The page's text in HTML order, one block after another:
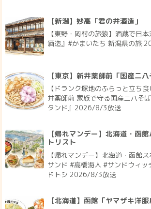
【新潟】妙高「君の井酒造」
【東野・岡村の旅猿】酒蔵で日
酒造』#かまいたち 新潟県の旅
【東京】新井薬師前「国産二八
【ドランク塚地のふらっと立ち
井薬師前 家族で守る国産二八そ
タンド』2026/8/3放送
【帰れマンデー】北海道・函
トリスト
【帰れマンデー】北海道・函館
サンド #髙橋海人 #サンドウィッ
ドトシ 2026/8/3放送
【北海道】函館「ヤマザキ洋服